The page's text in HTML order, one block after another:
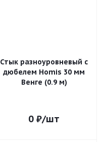
Стык разноуровневый с
дюбелем Homis 30 мм
Венге (0.9 м)
0 ₽/шт